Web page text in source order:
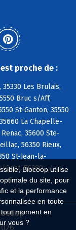
Biocoop utilise
du site, pour
et la performance
en toute
moment en
vous ?
proche de :
Les Brulais,
Bruc s/Aff,
St-Ganton, 35550
La Chapelle-
35600 Ste-
56350 Rieux,
St-Jean-la-
Oust, 56380